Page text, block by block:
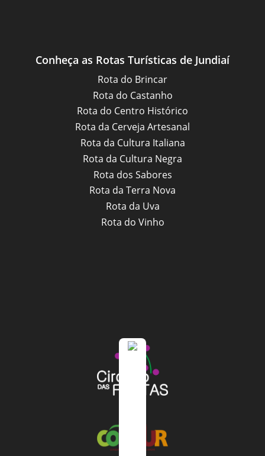
Conheça as Rotas Turísticas de Jundiaí
Rota do Brincar
Rota do Castanho
Rota do Centro Histórico
Rota da Cerveja Artesanal
Rota da Cultura Italiana
Rota da Cultura Negra
Rota dos Sabores
Rota da Terra Nova
Rota da Uva
Rota do Vinho